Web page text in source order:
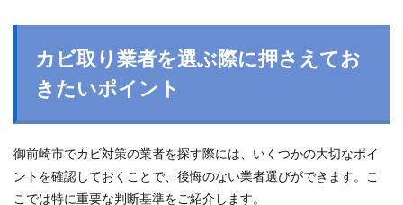
カビ取り業者を選ぶ際に押さえてお
きたいポイント
御前崎市でカビ対策の業者を探す際には、いくつかの大切なポイ
ントを確認しておくことで、後悔のない業者選びができます。こ
こでは特に重要な判断基準をご紹介します。